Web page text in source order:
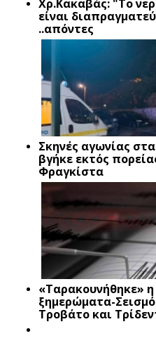
Xρ.Κακαβάς: "Το
είναι
..απόντες
Σκηνές αγωνίας
βγήκε εκτός
Φραγκίστα
«Ταρακουνήθηκε»
ξημερώματα-
Τροβάτο και